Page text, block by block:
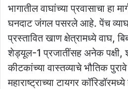
भागातील वाघांच्या प्रवासाचा हा
घनदाट जंगल पसरले आहे. पेंच
प्रस्तावित खाण क्षेत्रामध्ये वाघ,
शेड्यूल-1 प्रजातींसह अनेक पक्षी,
कीटकांच्या वास्तव्याचे भौतिक
महाराष्ट्राच्या टायगर